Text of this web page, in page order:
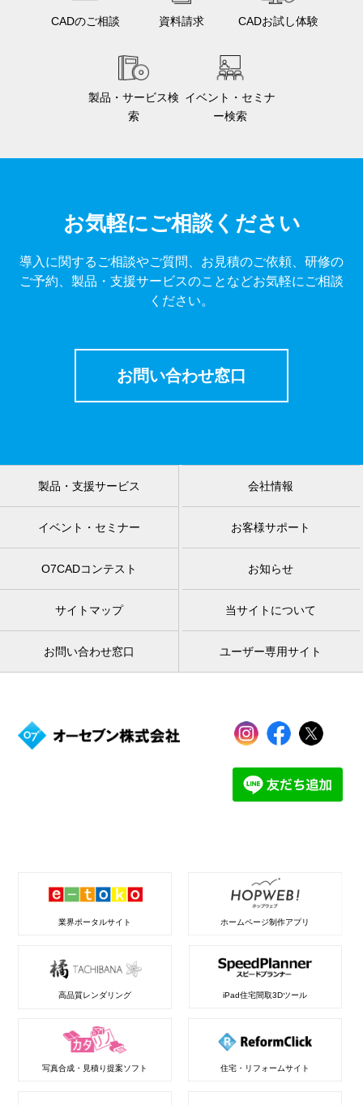
CADのご相談 資料請求 CADお試し体験
製品・サービス検
索
イベント・セミナ
ー検索
お気軽にご相談ください
導入に関するご相談やご質問、お見積のご依頼、研修の
ご予約、製品・支援サービスのことなどお気軽にご相談
ください。
お問い合わせ窓口
製品・支援サービス 会社情報
イベント・セミナー お客様サポート
O7CADコンテスト お知らせ
サイトマップ 当サイトについて
お問い合わせ窓口 ユーザー専用サイト
業界ポータルサイト ホームページ制作アプリ
高品質レンダリング iPad住宅間取3Dツール
写真合成・見積り提案ソフト 住宅・リフォームサイト